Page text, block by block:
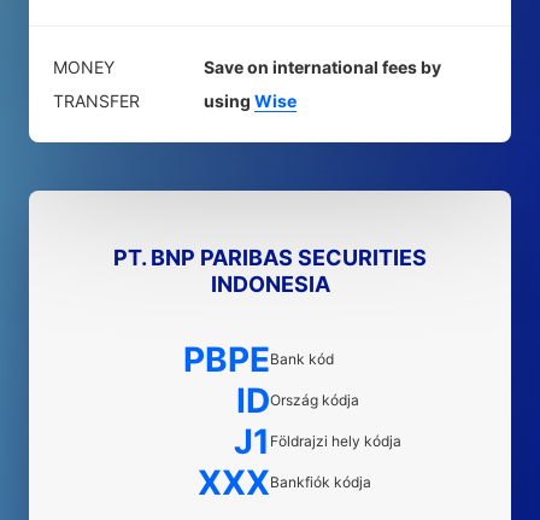
MONEY
TRANSFER
Save on international fees by
using Wise
PT. BNP PARIBAS SECURITIES
INDONESIA
PBPEBank kód
IDOrszág kódja
J1 Földrajzi hely kódja
XXXBankfiók kódja